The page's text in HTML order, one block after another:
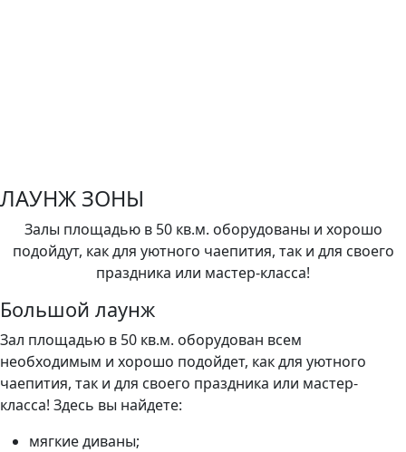
ЛАУНЖ ЗОНЫ
Залы площадью в 50 кв.м. оборудованы и хорошо
подойдут, как для уютного чаепития, так и для своего
праздника или мастер-класса!
Большой лаунж
Зал площадью в 50 кв.м. оборудован всем
необходимым и хорошо подойдет, как для уютного
чаепития, так и для своего праздника или мастер-
класса! Здесь вы найдете:
мягкие диваны;